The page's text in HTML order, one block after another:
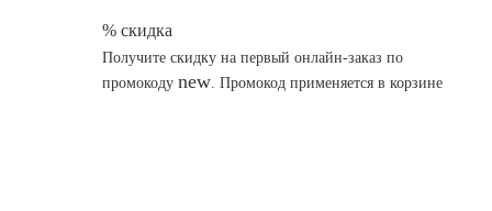
% скидка
Получите скидку на первый онлайн-заказ по
промокодуnew. Промокод применяется в корзине